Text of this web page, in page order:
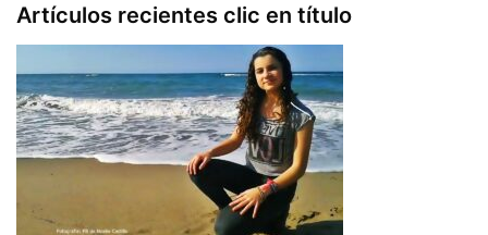
Artículos recientes clic en título